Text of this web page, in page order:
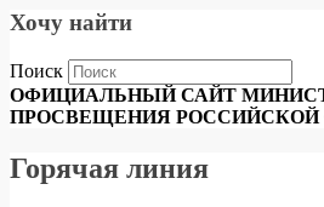
Хочу найти
Поиск
ОФИЦИАЛЬНЫЙ САЙТ
ПРОСВЕЩЕНИЯ РОССИЙСКОЙ
Горячая линия